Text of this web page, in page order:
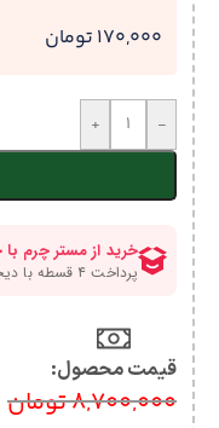
170,000 تومان
-
+
قیمت محصول:​
8,700,000تومان